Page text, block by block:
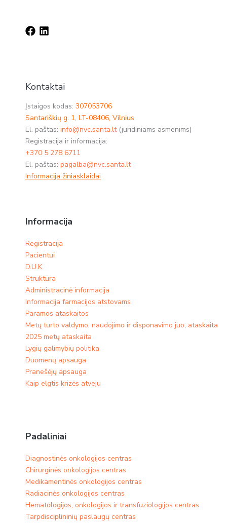
Kontaktai
Įstaigos kodas: 307053706
Santariškių g. 1, LT-08406, Vilnius
El. paštas: info@nvc.santa.lt(juridiniams asmenims)
Registracija ir informacija:
+370 5 278 6711
El. paštas: pagalba@nvc.santa.lt
Informacija žiniasklaidai
Informacija
Registracija
Pacientui
D.U.K
Struktūra
Administracinė informacija
Informacija farmacijos atstovams
Paramos ataskaitos
Metų turto valdymo, naudojimo ir disponavimo juo, ataskaita
2025 metų ataskaita
Lygių galimybių politika
Duomenų apsauga
Pranešėjų apsauga
Kaip elgtis krizės atveju
Padaliniai
Diagnostinės onkologijos centras
Chirurginės onkologijos centras
Medikamentinės onkologijos centras​
Radiacinės onkologijos centras
Hematologijos, onkologijos ir transfuziologijos centras
Tarpdisciplininių paslaugų centras